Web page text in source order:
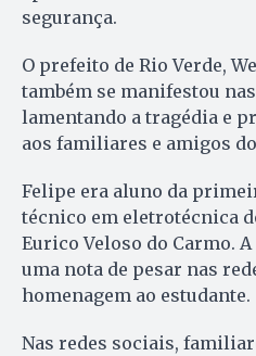
segurança.
O prefeito de Rio Verde,
também se manifestou
lamentando a tragédia e
aos familiares e amigos
Felipe era aluno da
técnico em eletrotécnica
Eurico Veloso do Carmo.
uma nota de pesar nas
homenagem ao estudante.
Nas redes sociais,